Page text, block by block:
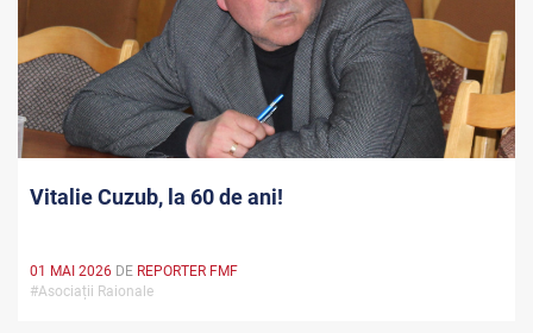
Vitalie Cuzub, la 60 de ani!
01 MAI 2026 DE REPORTER FMF
#Asociații Raionale